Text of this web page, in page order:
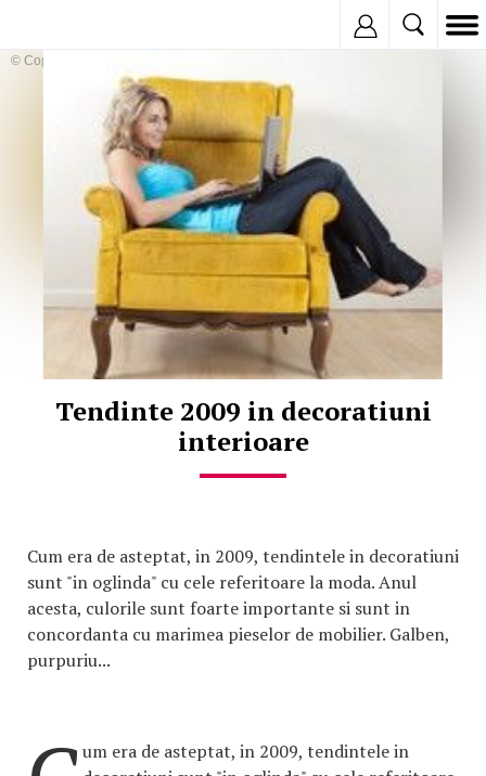
© Copyright:
Tendinte 2009 in decoratiuni
interioare
Cum era de asteptat, in 2009, tendintele in decoratiuni
sunt "in oglinda" cu cele referitoare la moda. Anul
acesta, culorile sunt foarte importante si sunt in
concordanta cu marimea pieselor de mobilier. Galben,
purpuriu...
um era de asteptat, in 2009, tendintele in